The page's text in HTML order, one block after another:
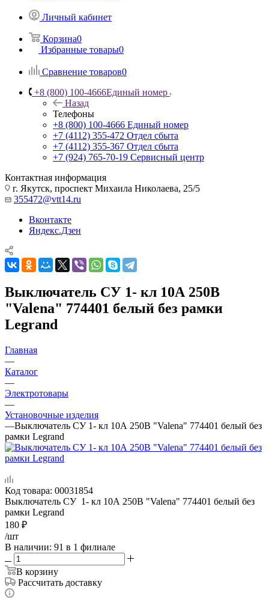
Личный кабинет
Корзина0
Избранные товары0
Сравнение товаров0
+8 (800) 100-4666Единый номер
Назад
Телефоны
+8 (800) 100-4666 Единый номер
+7 (4112) 355-472 Отдел сбыта
+7 (4112) 355-367 Отдел сбыта
+7 (924) 765-70-19 Сервисный центр
Контактная информация
г. Якутск, проспект Михаила Николаева, 25/5
355472@vtt14.ru
Вконтакте
Яндекс.Дзен
Выключатель СУ 1- кл 10А 250В
"Valena" 774401 белый без рамки
Legrand
Главная
—
Каталог
—
Электротовары
—
Установочные изделия
—Выключатель СУ 1- кл 10А 250В "Valena" 774401 белый без
рамки Legrand
Код товара: 00031854
Выключатель СУ 1- кл 10А 250В "Valena" 774401 белый без
рамки Legrand
180 ₽
/шт
В наличии: 91 в 1 филиале
В корзину
Рассчитать доставку